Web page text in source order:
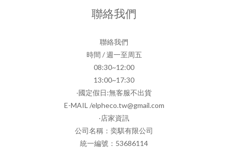
聯絡我們
聯絡我們
時間 / 週一至周五
08:30~12:00
13:00~17:30
‧國定假日:無客服不出貨
E-MAIL /elpheco.tw@gmail.com
‧店家資訊
公司名稱：奕騏有限公司
統一編號：53686114